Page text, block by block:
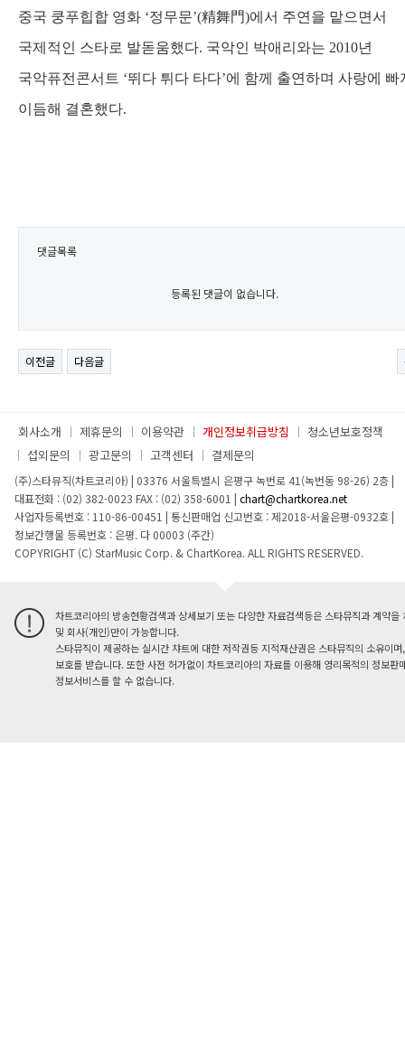
중국 쿵푸힙합 영화 ‘정무문’(精舞門)에서 주연을 맡으면서
국제적인 스타로 발돋움했다. 국악인 박애리와는 2010년
국악퓨전콘서트 ‘뛰다 튀다 타다’에 함께 출연하며 사랑에 빠
이듬해 결혼했다.
댓글목록
등록된 댓글이 없습니다.
이전글 다음글
회사소개 제휴문의 이용약관 개인정보취급방침
청소년보호정책
섭외문의
광고문의 고객센터 결제문의
(주)스타뮤직(차트코리아) | 03376 서울특별시 은평구 녹번로 41(녹번동 98-26) 2층|
대표전화 : (02) 382-0023 FAX : (02) 358-6001 | chart@chartkorea.net
사업자등록번호 : 110-86-00451 | 통신판매업 신고번호 : 제2018-서울은평-0932호|
정보간행물 등록번호 : 은평. 다 00003 (주간)
COPYRIGHT (C) StarMusic Corp. & ChartKorea. ALL RIGHTS RESERVED.
차트코리아의 방송현황검색과 상세보기 또는 다양한 자료검색등은 스타뮤직과 계약을
및 회사(개인)만이 가능합니다.
스타뮤직이 제공하는 실시간 챠트에 대한 저작권등 지적재산권은 스타뮤직의 소유이
보호를 받습니다. 또한 사전 허가없이 차트코리아의 자료를 이용해 영리목적의 정보판
정보서비스를 할 수 없습니다.